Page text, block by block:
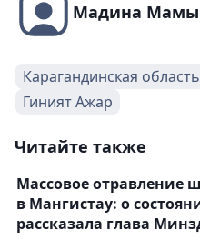
Мадина
Карагандинская область
Гиният Ажар
Читайте также
Массовое отравление
в Мангистау: о
рассказала глава